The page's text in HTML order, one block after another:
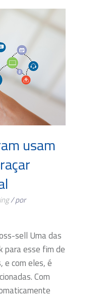
usam
/ por
sell Uma das
para esse fim de
e com eles, é
Com